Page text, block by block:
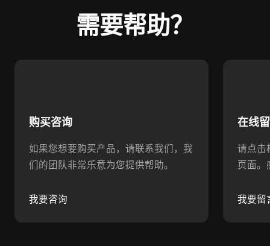
需要帮助？
购买咨询
如果您想要购买产品，请联系我们，我
们的团队非常乐意为您提供帮助。
我要咨询
在线
请点击
页面。
我要留